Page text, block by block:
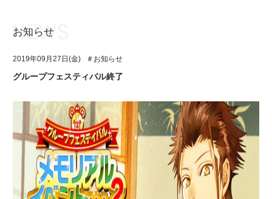
アプリゲーム
イベント・キャンペーン
ミュージック
グッズ・本
ユニット&キャラクター
アプリゲーム
イベント・キャンペーン
ミュージック
お知らせ
2019年09月27日(金) ＃お知らせ
グループフェスティバル終了